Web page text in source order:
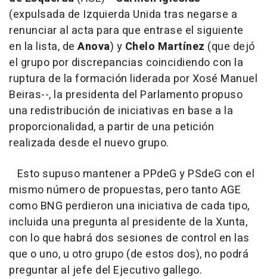
(expulsada de Izquierda Unida tras negarse a
renunciar al acta para que entrase el siguiente
en la lista, de Anova) y Chelo Martínez (que dejó
el grupo por discrepancias coincidiendo con la
ruptura de la formación liderada por Xosé Manuel
Beiras--, la presidenta del Parlamento propuso
una redistribución de iniciativas en base a la
proporcionalidad, a partir de una petición
realizada desde el nuevo grupo.
Esto supuso mantener a PPdeG y PSdeG con el
mismo número de propuestas, pero tanto AGE
como BNG perdieron una iniciativa de cada tipo,
incluida una pregunta al presidente de la Xunta,
con lo que habrá dos sesiones de control en las
que o uno, u otro grupo (de estos dos), no podrá
preguntar al jefe del Ejecutivo gallego.